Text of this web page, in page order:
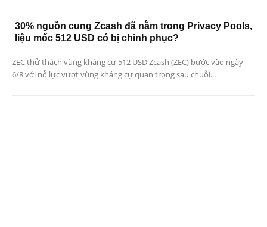
30% nguồn cung Zcash đã nằm trong Privacy Pools,
liệu mốc 512 USD có bị chinh phục?
ZEC thử thách vùng kháng cự 512 USD Zcash (ZEC) bước vào ngày
6/8 với nỗ lực vượt vùng kháng cự quan trọng sau chuỗi...